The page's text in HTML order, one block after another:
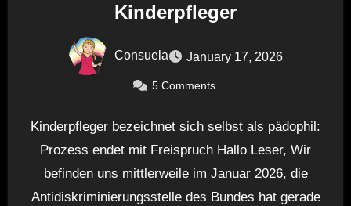
Kinderpfleger
Consuela January 17, 2026
5 Comments
Kinderpfleger bezeichnet sich selbst als pädophil:
Prozess endet mit Freispruch Hallo Leser, Wir
befinden uns mittlerweile im Januar 2026, die
Antidiskriminierungsstelle des Bundes hat gerade